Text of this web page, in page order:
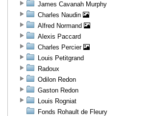
James Cavanah Murphy
Charles Naudin
Alfred Normand
Alexis Paccard
Charles Percier
Louis Petitgrand
Radoux
Odilon Redon
Gaston Redon
Louis Rogniat
Fonds Rohault de Fleury